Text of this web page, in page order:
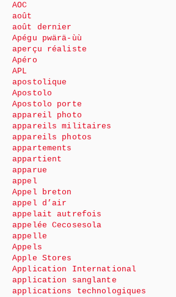
AOC
août
août dernier
Apégu pwärä-ùù
aperçu réaliste
Apéro
APL
apostolique
Apostolo
Apostolo porte
appareil photo
appareils militaires
appareils photos
appartements
appartient
apparue
appel
Appel breton
appel d’air
appelait autrefois
appelée Cecosesola
appelle
Appels
Apple Stores
Application International
application sanglante
applications technologiques